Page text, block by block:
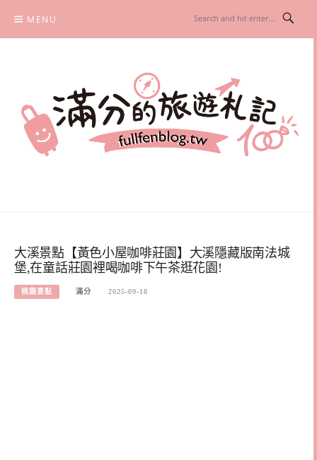
content
MENU
大溪景點【黃色小屋咖啡莊園】大溪隱藏版南法城
堡,在童話莊園裡喝咖啡下午茶逛花園!
桃園景點 滿分 2025-09-18